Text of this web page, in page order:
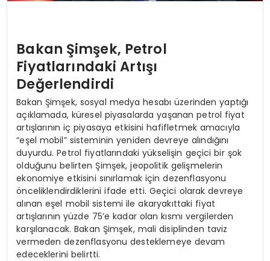
Bakan Şimşek, Petrol
Fiyatlarındaki Artışı
Değerlendirdi
Bakan Şimşek, sosyal medya hesabı üzerinden yaptığı
açıklamada, küresel piyasalarda yaşanan petrol fiyat
artışlarının iç piyasaya etkisini hafifletmek amacıyla
“eşel mobil” sisteminin yeniden devreye alındığını
duyurdu. Petrol fiyatlarındaki yükselişin geçici bir şok
olduğunu belirten Şimşek, jeopolitik gelişmelerin
ekonomiye etkisini sınırlamak için dezenflasyonu
önceliklendirdiklerini ifade etti. Geçici olarak devreye
alınan eşel mobil sistemi ile akaryakıttaki fiyat
artışlarının yüzde 75’e kadar olan kısmı vergilerden
karşılanacak. Bakan Şimşek, mali disiplinden taviz
vermeden dezenflasyonu desteklemeye devam
edeceklerini belirtti.